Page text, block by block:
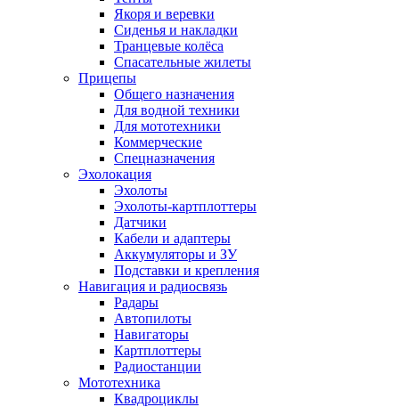
Якоря и веревки
Сиденья и накладки
Транцевые колёса
Спасательные жилеты
Прицепы
Общего назначения
Для водной техники
Для мототехники
Коммерческие
Спецназначения
Эхолокация
Эхолоты
Эхолоты-картплоттеры
Датчики
Кабели и адаптеры
Аккумуляторы и ЗУ
Подставки и крепления
Навигация и радиосвязь
Радары
Автопилоты
Навигаторы
Картплоттеры
Радиостанции
Мототехника
Квадроциклы